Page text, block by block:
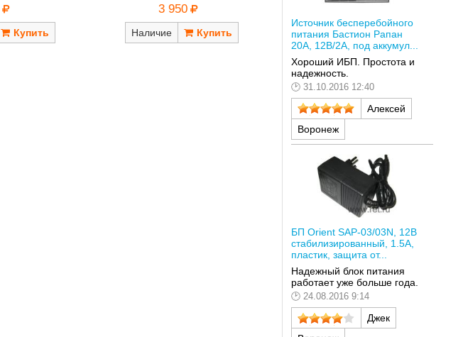
3 950
Наличие
Источник бесперебойного
питания Бастион Рапан
20А, 12В/2А, под аккумул...
Хороший ИБП. Простота и
надежность.
31.10.2016 12:40
Алексей
Воронеж
БП Orient SAP-03/03N, 12В
стабилизированный, 1.5А,
пластик, защита от...
Надежный блок питания
работает уже больше года.
24.08.2016 9:14
Джек